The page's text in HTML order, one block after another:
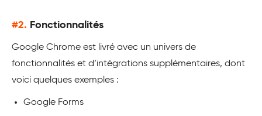
#2. Fonctionnalités
Google Chrome est livré avec un univers de
fonctionnalités et d’intégrations supplémentaires, dont
voici quelques exemples :
Google Forms